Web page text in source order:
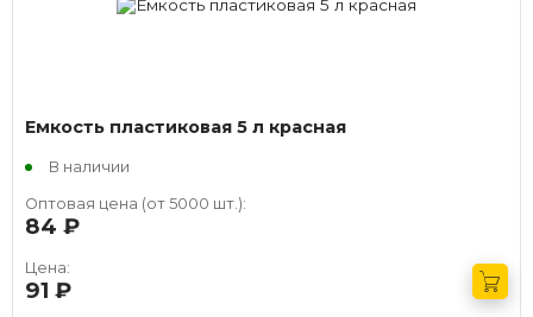
Емкость пластиковая 5 л красная
В наличии
Оптовая цена (от 5000 шт.):
84
Цена:
91